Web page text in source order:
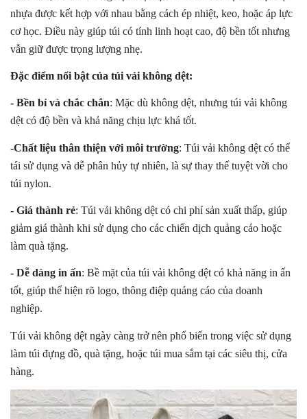
+ May Balo–Túi xách–Đồng phục theo yêu cầu:
nhựa được kết hợp với nhau bằng cách ép nhiệt, keo, hoặc áp lực
cơ học. Điều này giúp túi có tính linh hoạt cao, độ bền tốt nhưng
vẫn giữ được trọng lượng nhẹ.
Đặc điểm nổi bật của túi vải không dệt:
- Bền bỉ và chắc chắn: Mặc dù không dệt, nhưng túi vải không
dệt có độ bền và khả năng chịu lực khá tốt.
-Chất liệu thân thiện với môi trường: Túi vải không dệt có thể
tái sử dụng và dễ phân hủy tự nhiên, là sự thay thế tuyệt vời cho
túi nylon.
- Giá thành rẻ: Túi vải không dệt có chi phí sản xuất thấp, giúp
giảm giá thành khi sử dụng cho các chiến dịch quảng cáo hoặc
làm quà tặng.
- Dễ dàng in ấn: Bề mặt của túi vải không dệt có khả năng in ấn
tốt, giúp thể hiện rõ logo, thông điệp quảng cáo của doanh
nghiệp.
Túi vải không dệt ngày càng trở nên phổ biến trong việc sử dụng
làm túi đựng đồ, quà tặng, hoặc túi mua sắm tại các siêu thị, cửa
hàng.